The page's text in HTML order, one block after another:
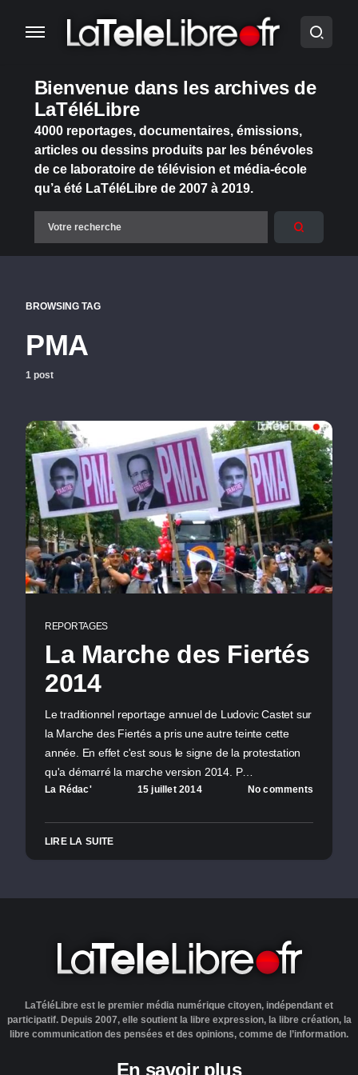
Bienvenue dans les archives de
LaTéléLibre
4000 reportages, documentaires, émissions,
articles ou dessins produits par les bénévoles
de ce laboratoire de télévision et média-école
qu’a été LaTéléLibre de 2007 à 2019.
BROWSING TAG
PMA
1 post
REPORTAGES
La Marche des Fiertés
2014
Le traditionnel reportage annuel de Ludovic Castet sur
la Marche des Fiertés a pris une autre teinte cette
année. En effet c'est sous le signe de la protestation
qu'a démarré la marche version 2014. P…
La Rédac' 15 juillet 2014 No comments
LIRE LA SUITE
LaTéléLibre est le premier média numérique citoyen, indépendant et
participatif. Depuis 2007, elle soutient la libre expression, la libre création, la
libre communication des pensées et des opinions, comme de l’information.
En savoir plus